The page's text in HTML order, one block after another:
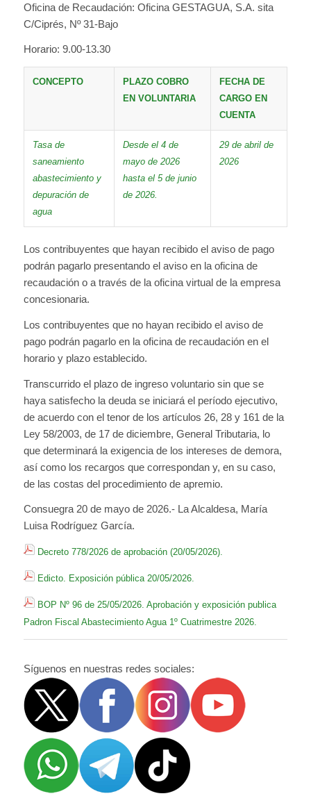
Oficina de Recaudación: Oficina GESTAGUA, S.A. sita
C/Ciprés, Nº 31-Bajo
Horario: 9.00-13.30
CONCEPTO
PLAZO COBRO
EN VOLUNTARIA
FECHA DE
CARGO EN
CUENTA
Tasa de
saneamiento
abastecimiento y
depuración de
agua
Desde el 4 de
mayo de 2026
hasta el 5 de junio
de 2026.
29 de abril de
2026
Los contribuyentes que hayan recibido el aviso de pago
podrán pagarlo presentando el aviso en la oficina de
recaudación o a través de la oficina virtual de la empresa
concesionaria.
Los contribuyentes que no hayan recibido el aviso de
pago podrán pagarlo en la oficina de recaudación en el
horario y plazo establecido.
Transcurrido el plazo de ingreso voluntario sin que se
haya satisfecho la deuda se iniciará el período ejecutivo,
de acuerdo con el tenor de los artículos 26, 28 y 161 de la
Ley 58/2003, de 17 de diciembre, General Tributaria, lo
que determinará la exigencia de los intereses de demora,
así como los recargos que correspondan y, en su caso,
de las costas del procedimiento de apremio.
Consuegra 20 de mayo de 2026.- La Alcaldesa, María
Luisa Rodríguez García.
Decreto 778/2026 de aprobación (20/05/2026).
Edicto. Exposición pública 20/05/2026.
BOP Nº 96 de 25/05/2026. Aprobación y exposición publica
Padron Fiscal Abastecimiento Agua 1º Cuatrimestre 2026.
Síguenos en nuestras redes sociales: